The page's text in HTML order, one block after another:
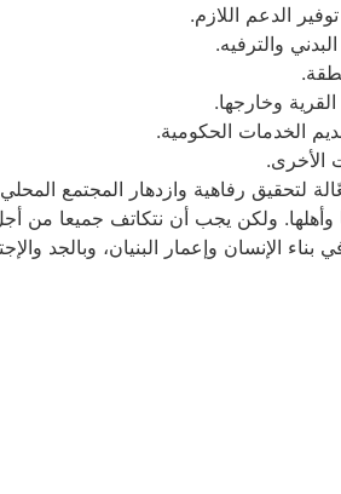
وأهلها. ولكن يجب أن نتكاتف جميعا
الإنسان وإعمار البنيان، وبالجد